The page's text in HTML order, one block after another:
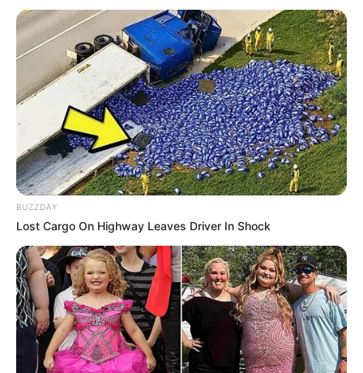
MANTÉNGASE EN ALERTA
Tenemos todas las noticias que le
interesan. Para estar bien informado, por
favor, active las notificaciones de Alerta.
ACTIVAR AHORA
TEMAS DESTACADOS
CORTES DE LUZ EN BOLÍVAR
EL CARMEN DE BOLÍVAR
DUMEK TURBAY
ALCALDÍA DE CARTAGENA
YAMIL ARANA
FEMINICIDIO
BUZZDAY
Lost Cargo On Highway Leaves Driver In Shock